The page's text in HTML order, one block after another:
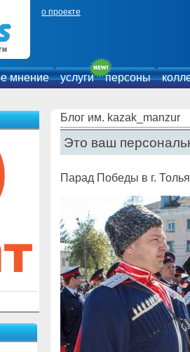
о проекте
мнение услуги персоны
Блог им. kazak_manzur
Это ваш
Парад Победы в г.